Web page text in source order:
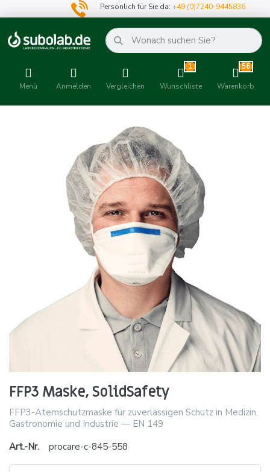
Persönlich für Sie da:+49 (0)7240-9445836
Menü Anmelden Vergleichen
1
Wunschliste
56
Warenkorb
FFP3 Maske, SolidSafety
FFP3-Atemschutzmaske für zuverlässigen Schutz in Medizin,
Gastronomie und Industrie — EN 149
Art.-Nr.
procare-c-845-558